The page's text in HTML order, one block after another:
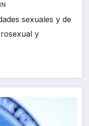
sexuales y de
y